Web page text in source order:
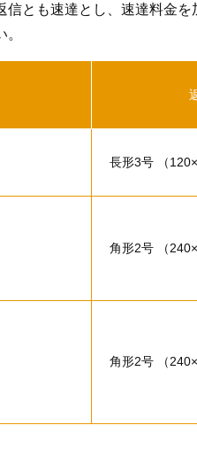
信とも速達とし、速達料金
長形3号 （
角形2号 （
角形2号 （